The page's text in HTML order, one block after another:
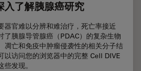
入了解胰腺癌研究
器官难以分辨和难治疗，死亡率接近
了胰腺导管腺癌（PDAC）的复杂生物
凋亡和免疫中肿瘤侵袭性的相关分子结
以访问您的浏览器中的完整 Cell DIVE
发现。